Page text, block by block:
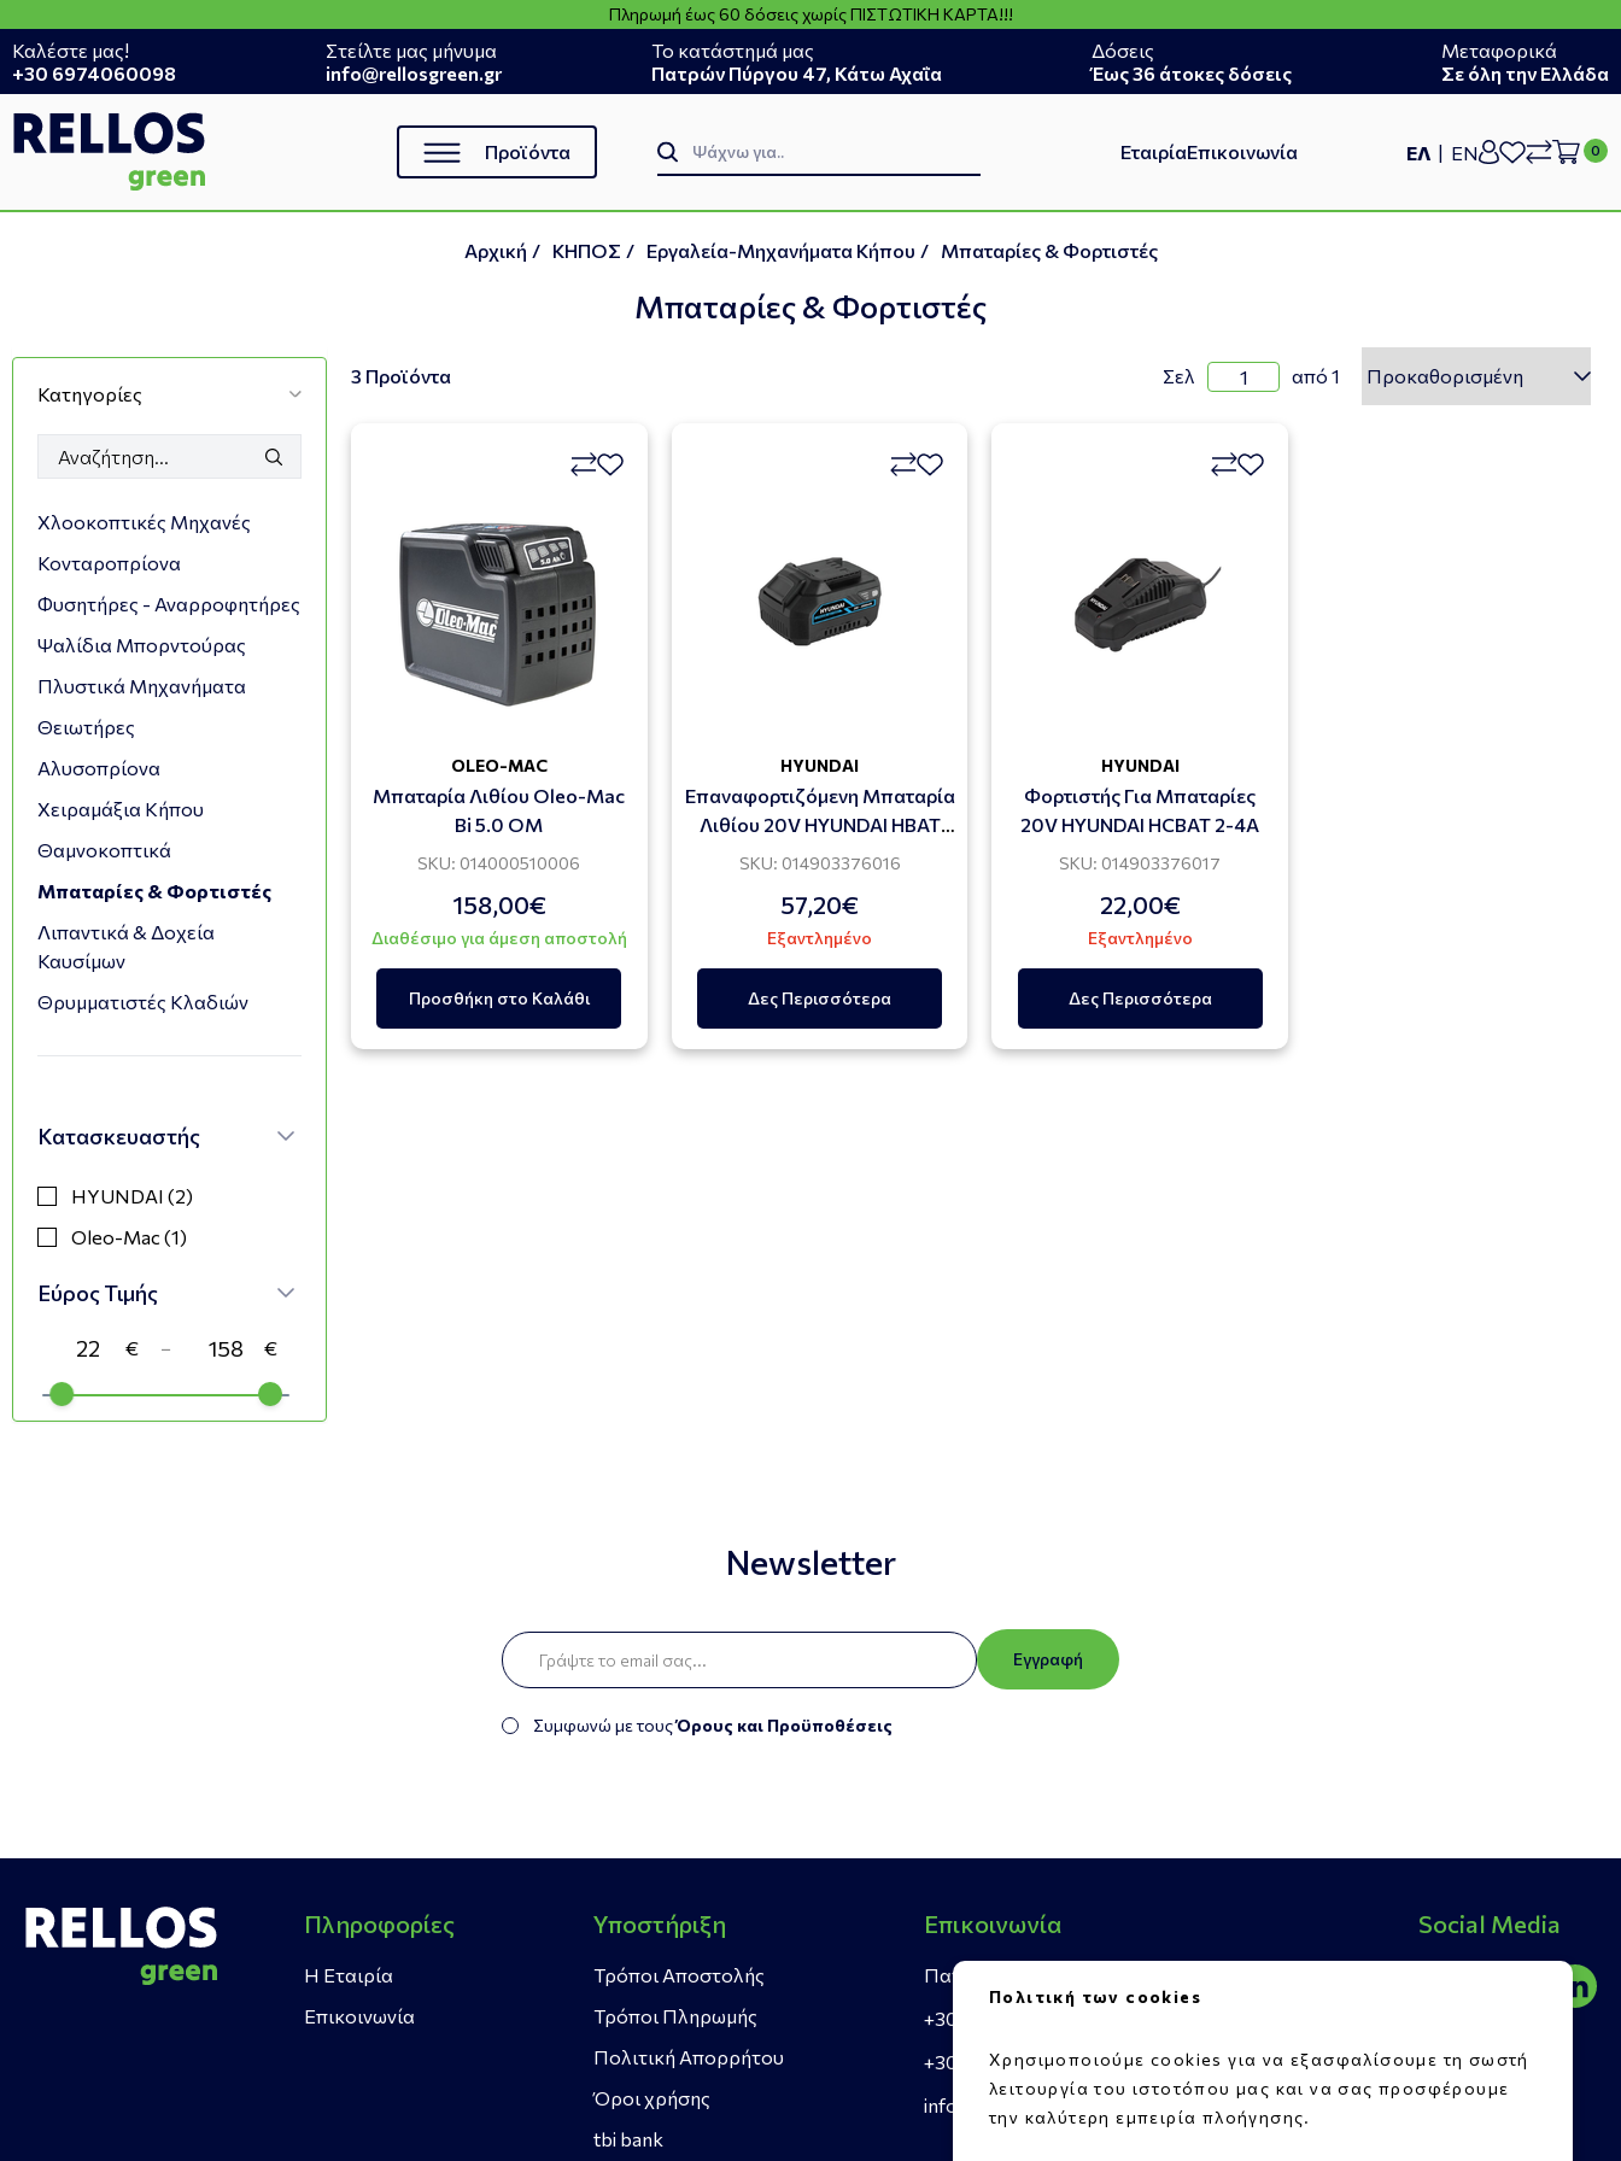
Πληρωμή έως 60 δόσεις χωρίς ΠΙΣΤΩΤΙΚΗ ΚΑΡΤΑ!!!
Καλέστε μας!
+30 6974060098
Στείλτε μας μήνυμα
info@rellosgreen.gr
Το κατάστημά μας
Πατρών Πύργου 47, Κάτω Αχαΐα
Δόσεις
Έως 36 άτοκες δόσεις
Μεταφορικά
Σε όλη την Ελλάδα
Προϊόντα ΕταιρίαΕπικοινωνία ΕΛ EN
Αρχική / ΚΗΠΟΣ / Eργαλεία-Μηχανήματα Κήπου / Μπαταρίες & Φορτιστές
Μπαταρίες & Φορτιστές
Κατηγορίες
Χλοοκοπτικές Μηχανές
Κονταροπρίονα
Φυσητήρες - Αναρροφητήρες
Ψαλίδια Mπορντούρας
Πλυστικά Mηχανήματα
Θειωτήρες
Αλυσοπρίονα
Χειραμάξια Κήπου
Θαμνοκοπτικά
Μπαταρίες & Φορτιστές
Λιπαντικά & Δοχεία
Καυσίμων
Θρυμματιστές Κλαδιών
Κατασκευαστής
HYUNDAI (2)
Oleo-Mac (1)
Εύρος Τιμής
−
3 Προϊόντα Σελ από 1
OLEO-MAC
Μπαταρία Λιθίου Oleo-Mac
Bi 5.0 OM
SKU: 014000510006
158,00€
Διαθέσιμο για άμεση αποστολή
Προσθήκη στο Καλάθι
HYUNDAI
Επαναφορτιζόμενη Μπαταρία
Λιθίου 20V HYUNDAI HBAT
20V4A
SKU: 014903376016
57,20€
Εξαντλημένο
Δες Περισσότερα
HYUNDAI
Φορτιστής Για Μπαταρίες
20V HYUNDAI HCBAT 2-4A
SKU: 014903376017
22,00€
Εξαντλημένο
Δες Περισσότερα
Newsletter
Εγγραφή
Συμφωνώ με τουςΌρους και Προϋποθέσεις
Πληροφορίες
Η Εταιρία
Επικοινωνία
Υποστήριξη
Τρόποι Αποστολής
Τρόποι Πληρωμής
Πολιτική Απορρήτου
Όροι χρήσης
tbi bank
Επικοινωνία
Πατρών Πύργου 47, Κάτω Αχαΐα, 25200
+30 269 302 3383
+30 697 406 0098
info@rellosgreen.gr
Social Media
Πολιτική των cookies
Χρησιμοποιούμε cookies για να εξασφαλίσουμε τη σωστή
λειτουργία του ιστοτόπου μας και να σας προσφέρουμε
την καλύτερη εμπειρία πλοήγησης.